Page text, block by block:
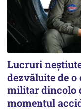
Lucruri
dezvăluite de o
militar dincolo
momentul